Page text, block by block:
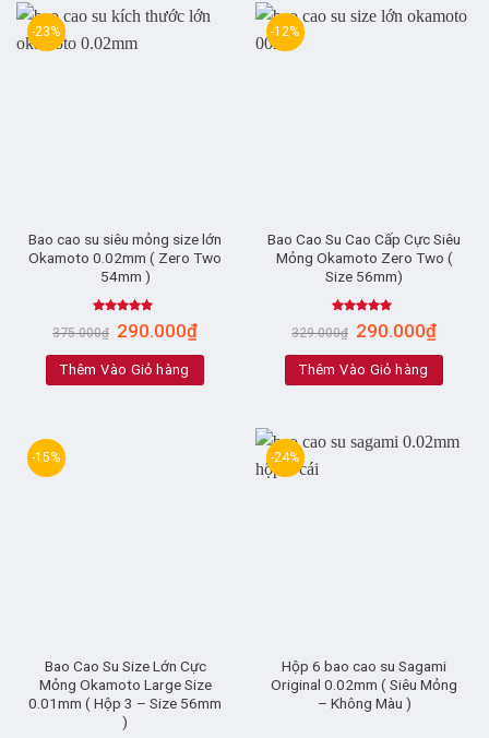
-23%
Bao cao su siêu mỏng size lớn
Okamoto 0.02mm ( Zero Two
54mm )
Rated5.00
out of 5
375.000₫ 290.000₫
Thêm Vào Giỏ hàng
-12%
Bao Cao Su Cao Cấp Cực Siêu
Mỏng Okamoto Zero Two (
Size 56mm)
Rated4.67
out of 5
329.000₫ 290.000₫
Thêm Vào Giỏ hàng
-15%
Bao Cao Su Size Lớn Cực
Mỏng Okamoto Large Size
0.01mm ( Hộp 3 – Size 56mm
)
-24%
Hộp 6 bao cao su Sagami
Original 0.02mm ( Siêu Mỏng
– Không Màu )